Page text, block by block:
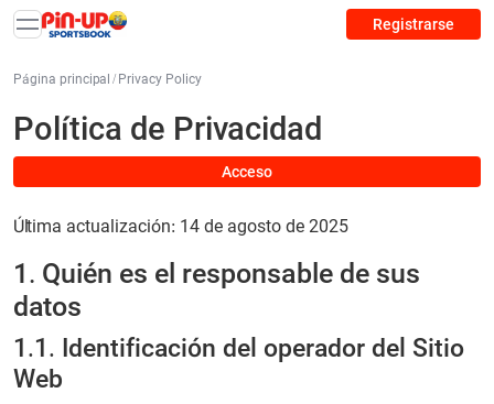
Registrarse
Página principal / Privacy Policy
Política de Privacidad
Acceso
Última actualización: 14 de agosto de 2025
1. Quién es el responsable de sus
datos
1.1. Identificación del operador del Sitio
Web